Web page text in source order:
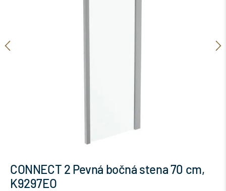
CONNECT 2 Pevná bočná stena 70 cm,
K9297EO